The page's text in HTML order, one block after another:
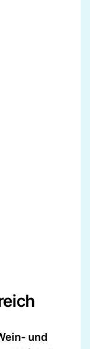
und